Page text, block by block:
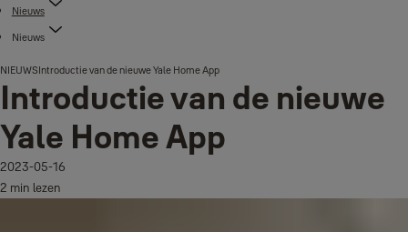
Nieuws
Nieuws
NIEUWSIntroductie van de nieuwe Yale Home App
Introductie van de nieuwe
Yale Home App
2023-05-16
2 min lezen